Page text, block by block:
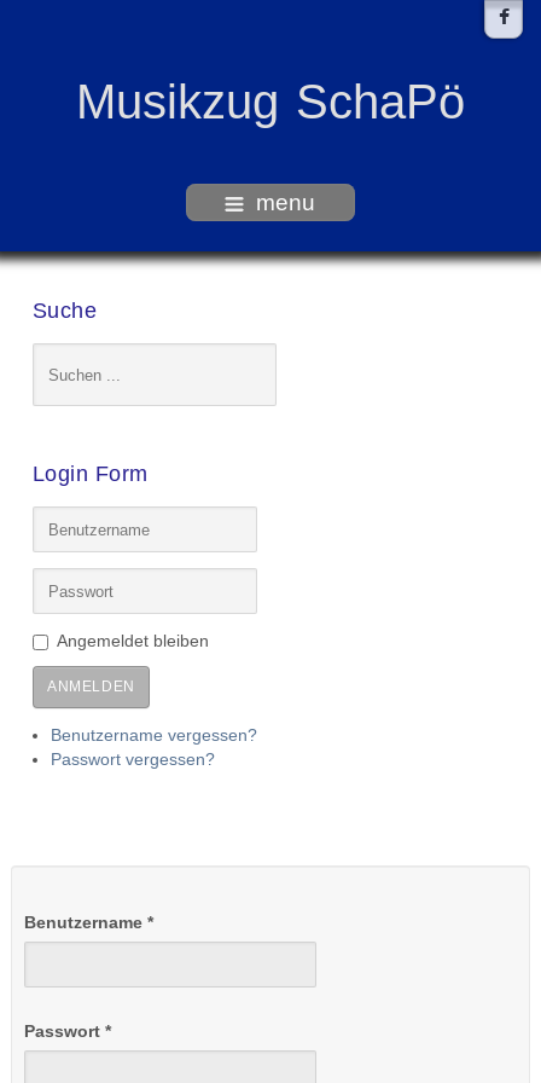
Musikzug SchaPö
menu
Suche
Login Form
Angemeldet bleiben
ANMELDEN
Benutzername vergessen?
Passwort vergessen?
Benutzername*
Passwort*